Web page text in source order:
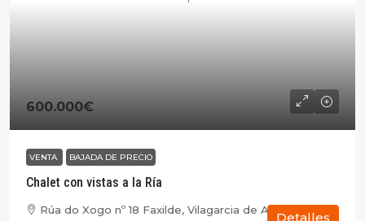
600.000€
VENTA BAJADA DE PRECIO
Chalet con vistas a la Ría
Rúa do Xogo nº 18 Faxilde, Vilagarcia de Arousa,Detalles